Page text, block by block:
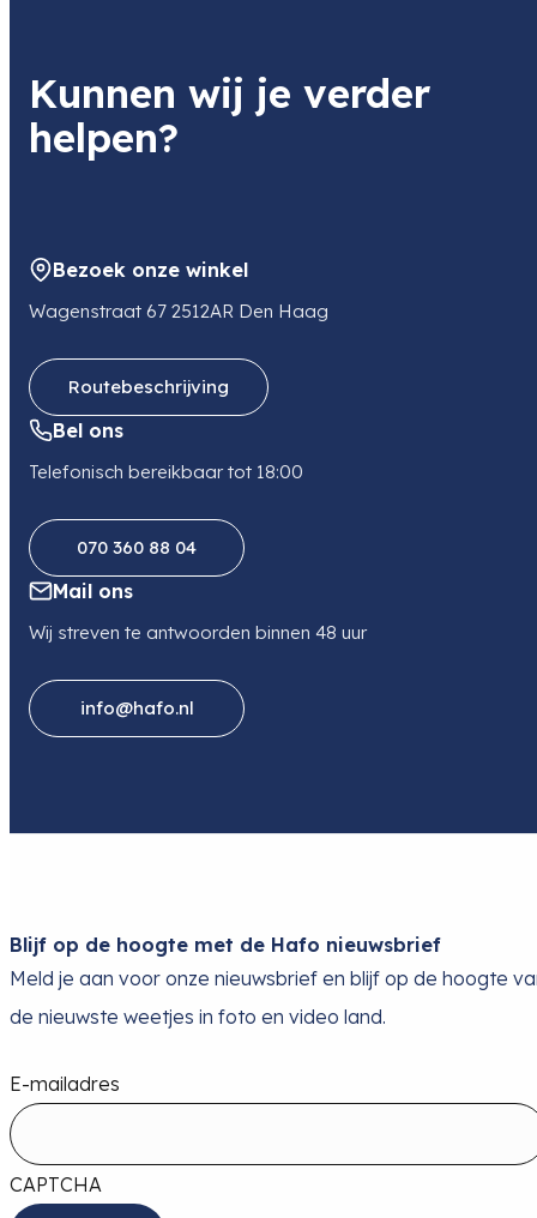
201616
Item code leverancier
201616
Adres
E-mail
info@wearestudiopartners.com
Kunnen wij je verder
helpen?
Bezoek onze winkel
Wagenstraat 67 2512AR Den Haag
Routebeschrijving
Bel ons
Telefonisch bereikbaar tot 18:00
070 360 88 04
Mail ons
Wij streven te antwoorden binnen 48 uur
info@hafo.nl
Blijf op de hoogte met de Hafo nieuwsbrief
Meld je aan voor onze nieuwsbrief en blijf op de hoogte
de nieuwste weetjes in foto en video land.
E-mailadres
CAPTCHA